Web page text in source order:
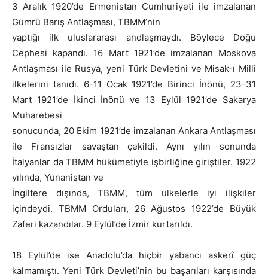
3 Aralık 1920’de Ermenistan Cumhuriyeti ile imzalanan
Gümrü Barış Antlaşması, TBMM’nin
yaptığı ilk uluslararası andlaşmaydı. Böylece Doğu
Cephesi kapandı. 16 Mart 1921’de imzalanan Moskova
Antlaşması ile Rusya, yeni Türk Devletini ve Misak-ı Millî
ilkelerini tanıdı. 6-11 Ocak 1921’de Birinci İnönü, 23-31
Mart 1921’de İkinci İnönü ve 13 Eylül 1921’de Sakarya
Muharebesi
sonucunda, 20 Ekim 1921’de imzalanan Ankara Antlaşması
ile Fransızlar savaştan çekildi. Aynı yılın sonunda
İtalyanlar da TBMM hükümetiyle işbirliğine giriştiler. 1922
yılında, Yunanistan ve
İngiltere dışında, TBMM, tüm ülkelerle iyi ilişkiler
içindeydi. TBMM Orduları, 26 Ağustos 1922’de Büyük
Zaferi kazandılar. 9 Eylül’de İzmir kurtarıldı.
18 Eylül’de ise Anadolu’da hiçbir yabancı askerî güç
kalmamıştı. Yeni Türk Devleti’nin bu başarıları karşısında